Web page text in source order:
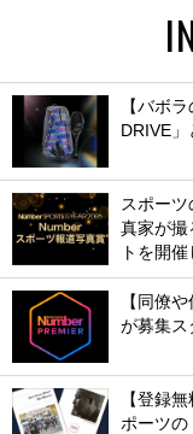
【バボ
DRIVE
スポー
真家が撮
トを開
【同僚
が募集ス
【登録
ポーツの